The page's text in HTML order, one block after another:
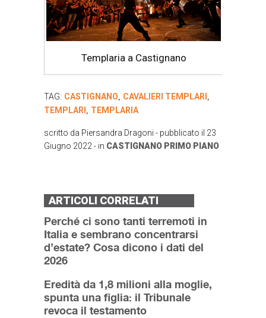
Templaria a Castignano
TAG: CASTIGNANO, CAVALIERI TEMPLARI ,
TEMPLARI , TEMPLARIA
scritto da Piersandra Dragoni - pubblicato il 23
Giugno 2022 - in CASTIGNANO PRIMO PIANO
ARTICOLI CORRELATI
Perché ci sono tanti terremoti in
Italia e sembrano concentrarsi
d’estate? Cosa dicono i dati del
2026
Eredità da 1,8 milioni alla moglie,
spunta una figlia: il Tribunale
revoca il testamento